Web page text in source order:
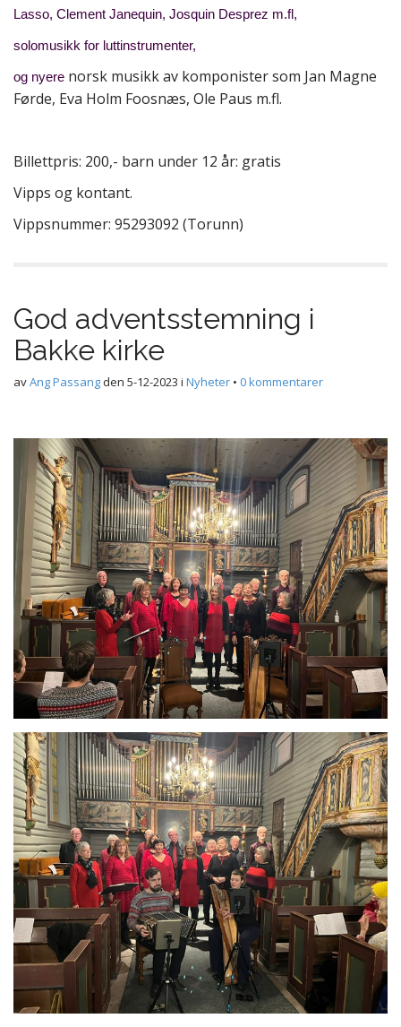
Lasso, Clement Janequin, Josquin Desprez m.fl,
solomusikk for luttinstrumenter,
og nyere norsk musikk av komponister som Jan Magne
Førde, Eva Holm Foosnæs, Ole Paus m.fl.
Billettpris: 200,- barn under 12 år: gratis
Vipps og kontant.
Vippsnummer: 95293092 (Torunn)
God adventsstemning i
Bakke kirke
avAng Passangden 5-12-2023 i Nyheter • 0 kommentarer